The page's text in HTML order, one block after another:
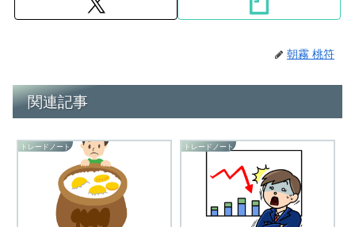
朝霧 桃符
関連記事
トレードノート トレードノート